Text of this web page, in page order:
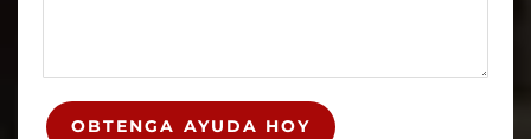
OBTENGA AYUDA HOY